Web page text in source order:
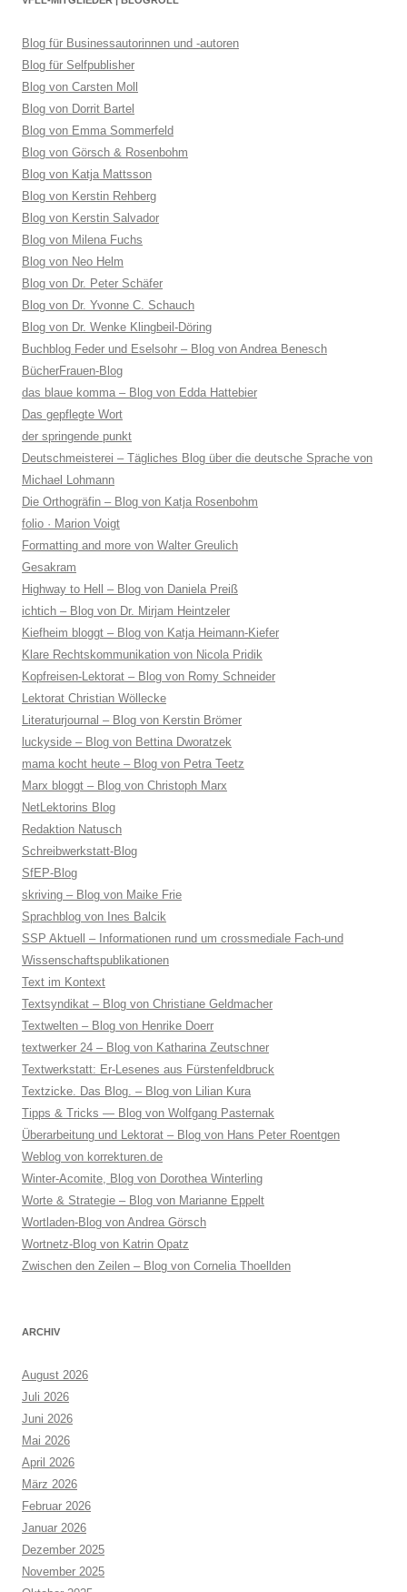
Blog für Businessautorinnen und -autoren
Blog für Selfpublisher
Blog von Carsten Moll
Blog von Dorrit Bartel
Blog von Emma Sommerfeld
Blog von Görsch & Rosenbohm
Blog von Katja Mattsson
Blog von Kerstin Rehberg
Blog von Kerstin Salvador
Blog von Milena Fuchs
Blog von Neo Helm
Blog von Dr. Peter Schäfer
Blog von Dr. Yvonne C. Schauch
Blog von Dr. Wenke Klingbeil-Döring
Buchblog Feder und Eselsohr – Blog von Andrea Benesch
BücherFrauen-Blog
das blaue komma – Blog von Edda Hattebier
Das gepflegte Wort
der springende punkt
Deutschmeisterei – Tägliches Blog über die deutsche Sprache von
Michael Lohmann
Die Orthogräfin – Blog von Katja Rosenbohm
folio · Marion Voigt
Formatting and more von Walter Greulich
Gesakram
Highway to Hell – Blog von Daniela Preiß
ichtich – Blog von Dr. Mirjam Heintzeler
Kiefheim bloggt – Blog von Katja Heimann-Kiefer
Klare Rechtskommunikation von Nicola Pridik
Kopfreisen-Lektorat – Blog von Romy Schneider
Lektorat Christian Wöllecke
Literaturjournal – Blog von Kerstin Brömer
luckyside – Blog von Bettina Dworatzek
mama kocht heute – Blog von Petra Teetz
Marx bloggt – Blog von Christoph Marx
NetLektorins Blog
Redaktion Natusch
Schreibwerkstatt-Blog
SfEP-Blog
skriving – Blog von Maike Frie
Sprachblog von Ines Balcik
SSP Aktuell – Informationen rund um crossmediale Fach-und
Wissenschaftspublikationen
Text im Kontext
Textsyndikat – Blog von Christiane Geldmacher
Textwelten – Blog von Henrike Doerr
textwerker 24 – Blog von Katharina Zeutschner
Textwerkstatt: Er-Lesenes aus Fürstenfeldbruck
Textzicke. Das Blog. – Blog von Lilian Kura
Tipps & Tricks — Blog von Wolfgang Pasternak
Überarbeitung und Lektorat – Blog von Hans Peter Roentgen
Weblog von korrekturen.de
Winter-Acomite, Blog von Dorothea Winterling
Worte & Strategie – Blog von Marianne Eppelt
Wortladen-Blog von Andrea Görsch
Wortnetz-Blog von Katrin Opatz
Zwischen den Zeilen – Blog von Cornelia Thoellden
ARCHIV
August 2026
Juli 2026
Juni 2026
Mai 2026
April 2026
März 2026
Februar 2026
Januar 2026
Dezember 2025
November 2025